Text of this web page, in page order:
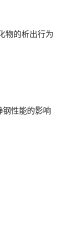
物的析出行为
钢性能的影响